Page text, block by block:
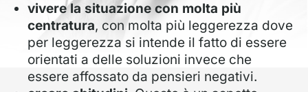
vivere la situazione con molta più
centratura, con molta più leggerezza dove
per leggerezza si intende il fatto di essere
orientati a delle soluzioni invece che
essere affossato da pensieri negativi.